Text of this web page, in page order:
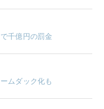
千億円の罰金
ムダック化も